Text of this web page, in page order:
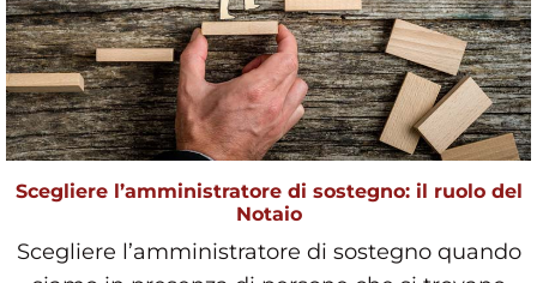
Scegliere l’amministratore di sostegno: il ruolo del
Notaio
Scegliere l’amministratore di sostegno quando